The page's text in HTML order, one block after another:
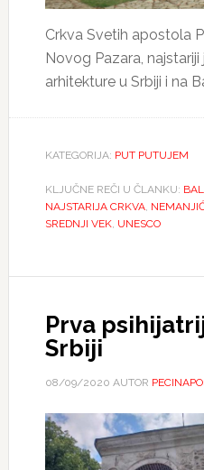
Crkva Svetih apostola
Novog Pazara,
arhitekture u Srbiji i na
KATEGORIJA: PUT PUTUJEM
KLJUČNE REČI U ČLANKU:
NAJSTARIJA CRKVA,
SREDNJI VEK, UNESCO
Prva
Srbiji
08/09/2020 AUTOR